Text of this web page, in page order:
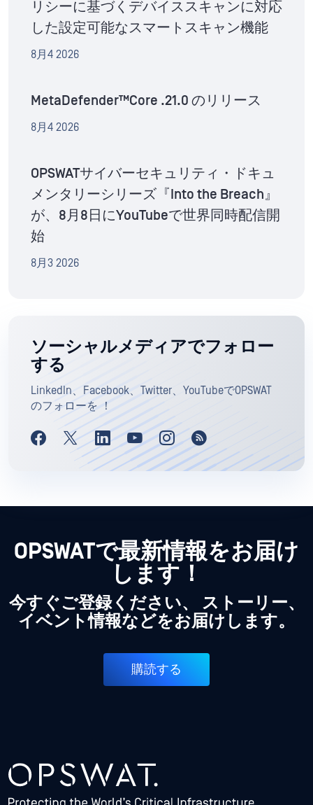
リシーに基づくデバイススキャンに対応
した設定可能なスマートスキャン機能
8月4 2026
MetaDefender™Core .21.0 のリリース
8月4 2026
OPSWATサイバーセキュリティ・ドキュ
メンタリーシリーズ『Into the Breach』
が、8月8日にYouTubeで世界同時配信開
始
8月3 2026
ソーシャルメディアでフォロー
する
LinkedIn、Facebook、Twitter、YouTubeでOPSWAT
のフォローを ！
OPSWATで最新情報をお届け
します！
今すぐご登録ください、 ストーリー、
イベント情報などをお届けします。
購読する